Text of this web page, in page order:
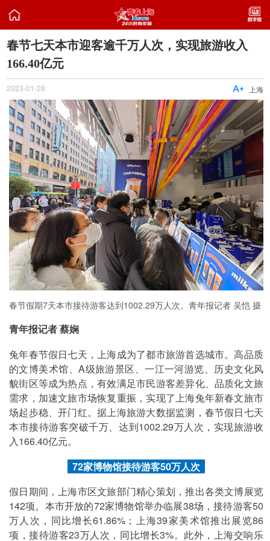

春节七天本市迎客逾千万人次，实现旅游收入
166.40亿元
2023-01-28 上海

春节假期7天本市接待游客达到1002.29万人次。青年报记者 吴恺 摄
青年报记者 蔡娴
兔年春节假日七天，上海成为了都市旅游首选城市。高品质
的文博美术馆、A级旅游景区、一江一河游览、历史文化风
貌街区等成为热点，有效满足市民游客差异化、品质化文旅
需求，加速文旅市场恢复重振，实现了上海兔年新春文旅市
场起步稳、开门红。据上海旅游大数据监测，春节假日七天
本市接待游客突破千万、达到1002.29万人次，实现旅游收
入166.40亿元。
72家博物馆接待游客50万人次
假日期间，上海市区文旅部门精心策划，推出各类文博展览
142项。本市开放的72家博物馆举办临展38场，接待游客50
万人次，同比增长61.86%；上海39家美术馆推出展览86
项，接待游客23万人次，同比增长3%。此外，上海交响乐